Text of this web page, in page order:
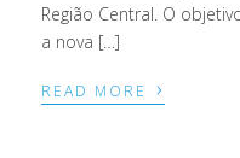
Região Central. O
a nova […]
READ MORE ›